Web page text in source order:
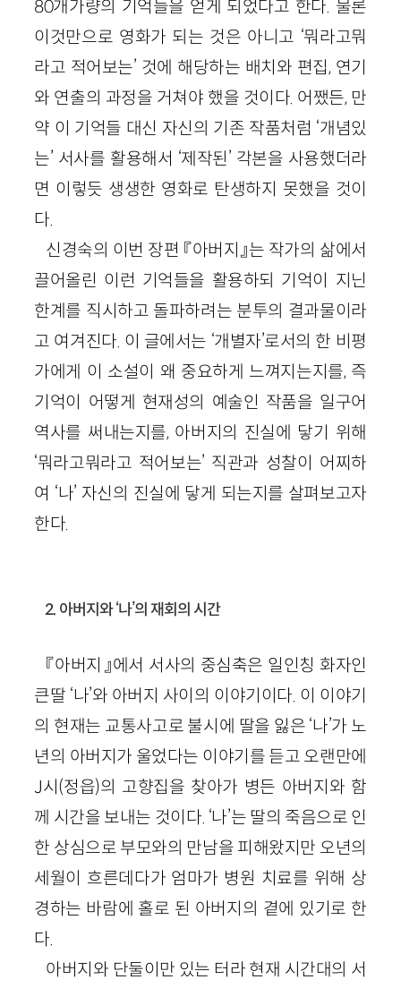
80개가량의 기억들을 얻게 되었다고 한다. 물론
이것만으로 영화가 되는 것은 아니고 ‘뭐라고뭐
라고 적어보는’ 것에 해당하는 배치와 편집, 연기
와 연출의 과정을 거쳐야 했을 것이다. 어쨌든, 만
약 이 기억들 대신 자신의 기존 작품처럼 ‘개념있
는’ 서사를 활용해서 ‘제작된’ 각본을 사용했더라
면 이렇듯 생생한 영화로 탄생하지 못했을 것이
다.
신경숙의 이번 장편 『아버지』는 작가의 삶에서
끌어올린 이런 기억들을 활용하되 기억이 지닌
한계를 직시하고 돌파하려는 분투의 결과물이라
고 여겨진다. 이 글에서는 ‘개별자’로서의 한 비평
가에게 이 소설이 왜 중요하게 느껴지는지를, 즉
기억이 어떻게 현재성의 예술인 작품을 일구어
역사를 써내는지를, 아버지의 진실에 닿기 위해
‘뭐라고뭐라고 적어보는’ 직관과 성찰이 어찌하
여 ‘나’ 자신의 진실에 닿게 되는지를 살펴보고자
한다.
2. 아버지와 ‘나’의 재회의 시간
『아버지』에서 서사의 중심축은 일인칭 화자인
큰딸 ‘나’와 아버지 사이의 이야기이다. 이 이야기
의 현재는 교통사고로 불시에 딸을 잃은 ‘나’가 노
년의 아버지가 울었다는 이야기를 듣고 오랜만에
J시(정읍)의 고향집을 찾아가 병든 아버지와 함
께 시간을 보내는 것이다. ‘나’는 딸의 죽음으로 인
한 상심으로 부모와의 만남을 피해왔지만 오년의
세월이 흐른데다가 엄마가 병원 치료를 위해 상
경하는 바람에 홀로 된 아버지의 곁에 있기로 한
다.
아버지와 단둘이만 있는 터라 현재 시간대의 서